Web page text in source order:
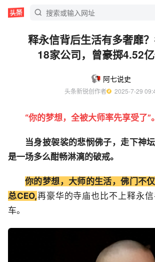
释永信背后生活有多奢靡
18家公司，曾豪掷4.52
阿七说史
头条新锐创作者
2025-7-29
“你的梦想，全被大师率先享受了”。
当身披袈裟的悲悯佛子，走下神
是一场多么酣畅淋漓的破戒。
你的梦想，大师的生活，佛门不
总CEO,再豪华的寺庙也比不上释永
车。